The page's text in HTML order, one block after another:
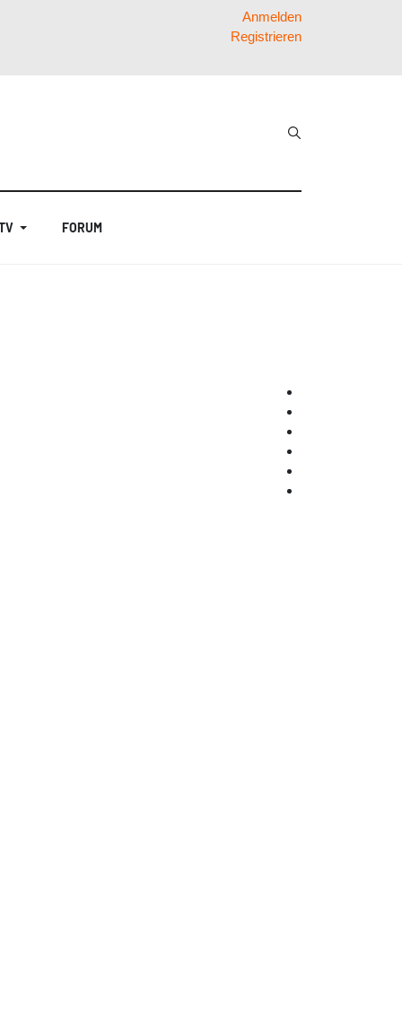
Anmelden
Registrieren
FORUM